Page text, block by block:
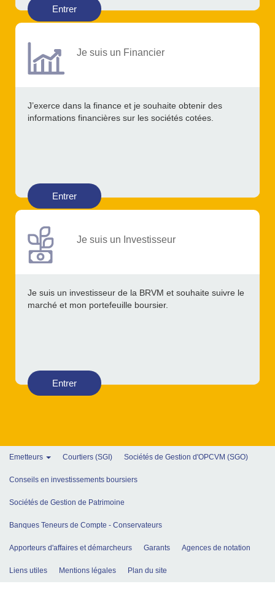
Entrer
Je suis un Financier
J’exerce dans la finance et je souhaite obtenir des
informations financières sur les sociétés cotées.
Entrer
Je suis un Investisseur
Je suis un investisseur de la BRVM et souhaite suivre le
marché et mon portefeuille boursier.
Entrer
Emetteurs Courtiers (SGI) Sociétés de Gestion d'OPCVM (SGO)
Conseils en investissements boursiers
Sociétés de Gestion de Patrimoine
Banques Teneurs de Compte - Conservateurs
Apporteurs d'affaires et démarcheurs Garants Agences de notation
Liens utiles Mentions légales Plan du site